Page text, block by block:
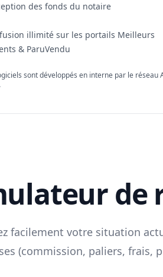
des fonds du notaire
illimité sur les portails Meilleurs
& ParuVendu
sont développés en interne par le réseau
de
facilement votre situation
(commission, paliers, frais,